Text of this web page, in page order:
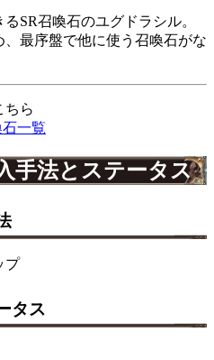
SR召喚石のユグドラシル。
最序盤で他に使う召喚石がな
ちら
一覧
手法とステータス
プ
タス